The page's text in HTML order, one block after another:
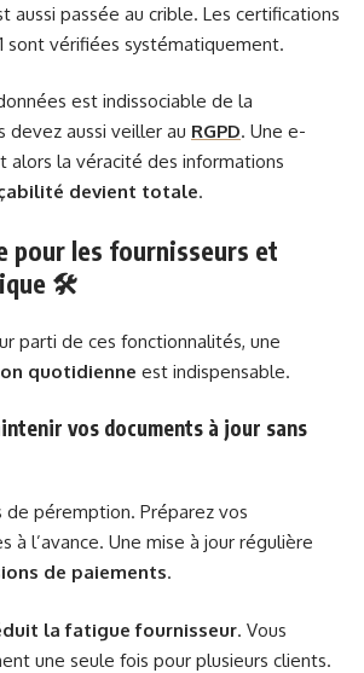
aussi passée au crible. Les certifications
sont vérifiées systématiquement.
est indissociable de la
devez aussi veiller au RGPD. Une e-
la véracité des informations
devient totale.
pour les fournisseurs et
🛠️
parti de ces fonctionnalités, une
quotidienne est indispensable.
vos documents à jour sans
péremption. Préparez vos
à l’avance. Une mise à jour régulière
de paiements.
la fatigue fournisseur. Vous
une seule fois pour plusieurs clients.